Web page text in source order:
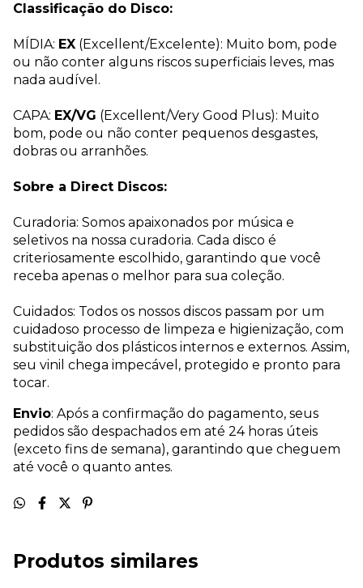
Classificação do Disco:
MÍDIA: EX (Excellent/Excelente): Muito bom, pode
ou não conter alguns riscos superficiais leves, mas
nada audível.
CAPA: EX/VG (Excellent/Very Good Plus): Muito
bom, pode ou não conter pequenos desgastes,
dobras ou arranhões.
Sobre a Direct Discos:
Curadoria: Somos apaixonados por música e
seletivos na nossa curadoria. Cada disco é
criteriosamente escolhido, garantindo que você
receba apenas o melhor para sua coleção.
Cuidados: Todos os nossos discos passam por um
cuidadoso processo de limpeza e higienização, com
substituição dos plásticos internos e externos. Assim,
seu vinil chega impecável, protegido e pronto para
tocar.
Envio: Após a confirmação do pagamento, seus
pedidos são despachados em até 24 horas úteis
(exceto fins de semana), garantindo que cheguem
até você o quanto antes.
Produtos similares